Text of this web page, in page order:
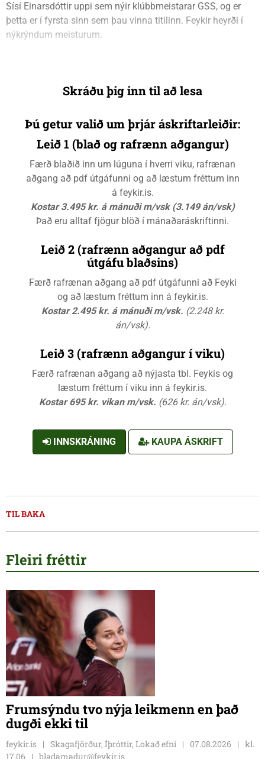
Sísí Einarsdóttir uppi sem nýir klúbbmeistarar GSS, og er
þetta er í fyrsta sinn sem þau vinna titilinn. Feykir heyrði í
nýkrýndum meisturum.
Skráðu þig inn til að lesa
Þú getur valið um þrjár áskriftarleiðir:
Leið 1 (blað og rafrænn aðgangur)
Færð blaðið inn um lúguna í hverri viku, rafrænan
aðgang að pdf útgáfunni og að læstum fréttum inn
á feykir.is.
Kostar 3.495 kr. á mánuði m/vsk (3.149 án/vsk)
Það eru alltaf fjögur blöð í mánaðaráskriftinni.
Leið 2 (rafrænn aðgangur að pdf
útgáfu blaðsins)
Færð rafrænan aðgang að pdf útgáfunni að Feyki
og að læstum fréttum inn á feykir.is.
Kostar 2.495 kr. á mánuði m/vsk. (2.248 kr.
án/vsk).
Leið 3 (rafrænn aðgangur í viku)
Færð rafrænan aðgang að nýjasta tbl. Feykis og
læstum fréttum í viku inn á feykir.is.
Kostar 695 kr. vikan m/vsk. (626 kr. án/vsk).
INNSKRÁNING KAUPA ÁSKRIFT
TIL BAKA
Fleiri fréttir
Frumsýndu tvo nýja leikmenn en það
dugði ekki til
feykir.is Skagafjörður, Íþróttir, Lokað efni 07.08.2026
kl.
17.06
bladamadur@feykir.is